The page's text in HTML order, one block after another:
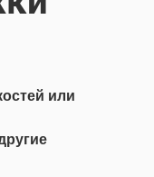
или